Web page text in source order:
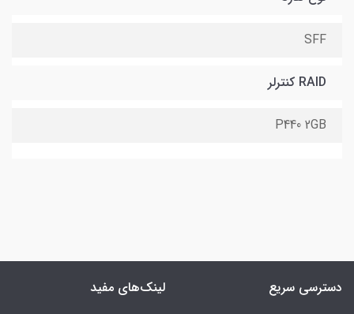
SFF
RAID کنترلر
P440 2GB
دسترسی سریع لینک‌های مفید